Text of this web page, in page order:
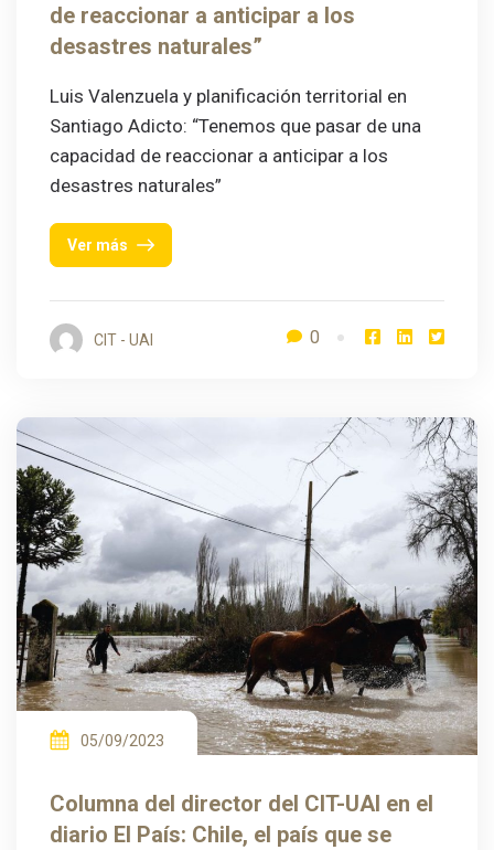
de reaccionar a anticipar a los
desastres naturales”
Luis Valenzuela y planificación territorial en
Santiago Adicto: “Tenemos que pasar de una
capacidad de reaccionar a anticipar a los
desastres naturales”
Ver más
CIT - UAI 0
05/09/2023
Columna del director del CIT-UAI en el
diario El País: Chile, el país que se